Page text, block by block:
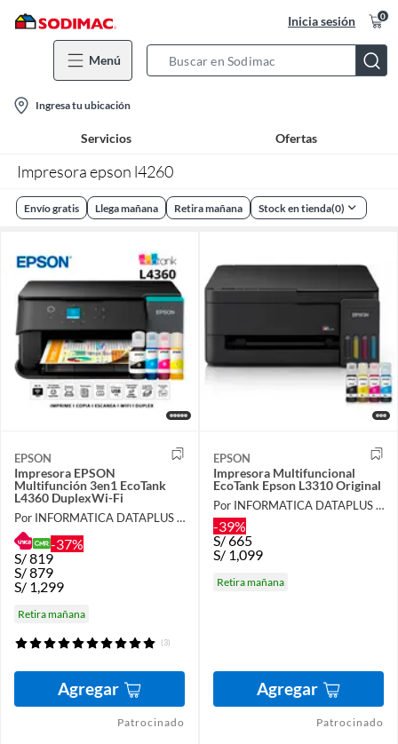
Inicia sesión 0
Menú
Bar
location-
icon
Ingresa tu ubicación
Servicios Ofertas
Impresora epson l4260
Envío gratis Llega mañana Retira mañana Stock en tienda(0)
EPSON
Impresora EPSON
Multifunción 3en1 EcoTank
L4360 DuplexWi-Fi
Por INFORMATICA DATAPLUS SAC
-37%
S/819
S/879
S/ 1,299
Retira mañana
(3)
Agregar
Patrocinado
EPSON
Impresora Multifuncional
EcoTank Epson L3310 Original
Por INFORMATICA DATAPLUS SAC
-39%
S/665
S/ 1,099
Retira mañana
Agregar
Patrocinado